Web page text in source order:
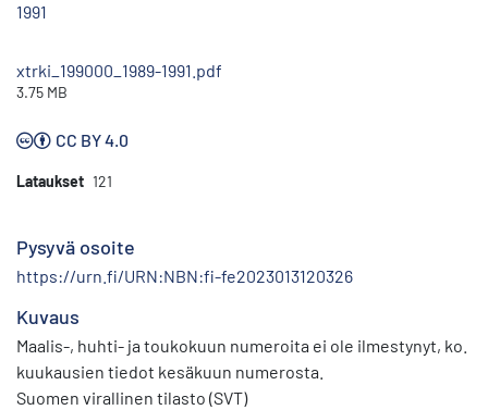
1991
xtrki_199000_1989-1991.pdf
3.75 MB
CC BY 4.0
Lataukset 121
Pysyvä osoite
https://urn.fi/URN:NBN:fi-fe2023013120326
Kuvaus
Maalis-, huhti- ja toukokuun numeroita ei ole ilmestynyt, ko.
kuukausien tiedot kesäkuun numerosta.
Suomen virallinen tilasto (SVT)